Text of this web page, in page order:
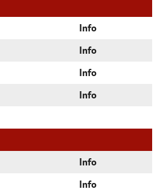
Info
Info
Info
Info
Info
Info